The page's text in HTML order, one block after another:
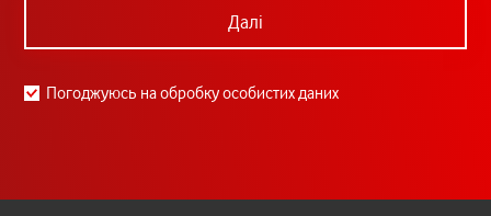
Далі
Погоджуюсь на обробку особистих даних